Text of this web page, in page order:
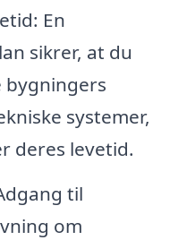
En
sikrer, at du
bygningers
systemer,
deres levetid.
til
om